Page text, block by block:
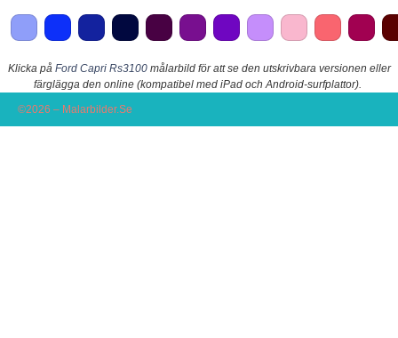
Klicka på Ford Capri Rs3100målarbild för att se den utskrivbara versionen eller
färglägga den online (kompatibel med iPad och Android-surfplattor).
©2026 – Malarbilder.Se